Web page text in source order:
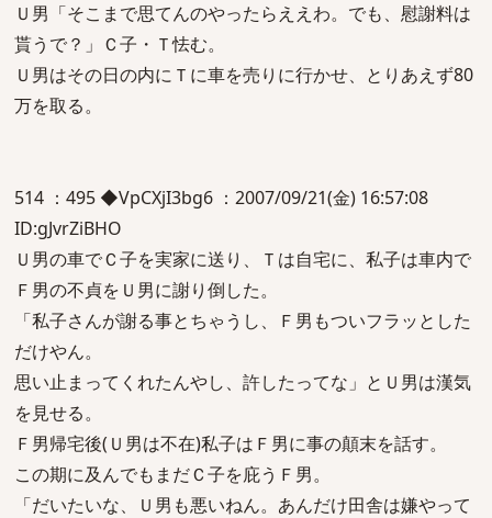
Ｕ男「そこまで思てんのやったらええわ。でも、慰謝料は
貰うで？」Ｃ子・Ｔ怯む。
Ｕ男はその日の内にＴに車を売りに行かせ、とりあえず80
万を取る。
514 ：495 ◆VpCXjI3bg6 ：2007/09/21(金) 16:57:08
ID:gJvrZiBHO
Ｕ男の車でＣ子を実家に送り、Ｔは自宅に、私子は車内で
Ｆ男の不貞をＵ男に謝り倒した。
「私子さんが謝る事とちゃうし、Ｆ男もついフラッとした
だけやん。
思い止まってくれたんやし、許したってな」とＵ男は漢気
を見せる。
Ｆ男帰宅後(Ｕ男は不在)私子はＦ男に事の顛末を話す。
この期に及んでもまだＣ子を庇うＦ男。
「だいたいな、Ｕ男も悪いねん。あんだけ田舎は嫌やって